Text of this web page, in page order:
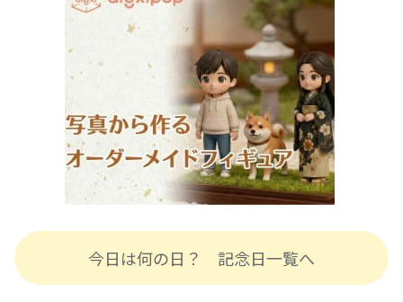
今日は何の日？ 記念日一覧へ